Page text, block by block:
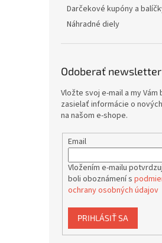
Darčekové kupóny a
Náhradné diely
Odoberať newsletter
Vložte svoj e-mail a my Vám
zasielať informácie o
na našom e-shope.
Email
Vložením e-mailu
boli oboznámení s
ochrany osobných údajov
PRIHLÁSIŤ SA